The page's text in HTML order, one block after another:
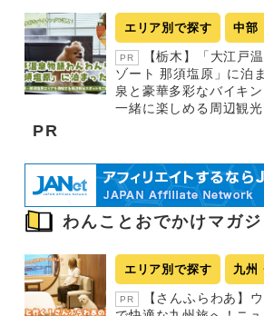
エリア別で探す 中部
PR
【栃木】「大江戸
ゾート 那須塩原」に泊
泉と豪華多彩なバイキ
一緒に楽しめる周辺観
PR
わんことおでかけマガジ
エリア別で探す 九州
PR
【さんふらわあ】